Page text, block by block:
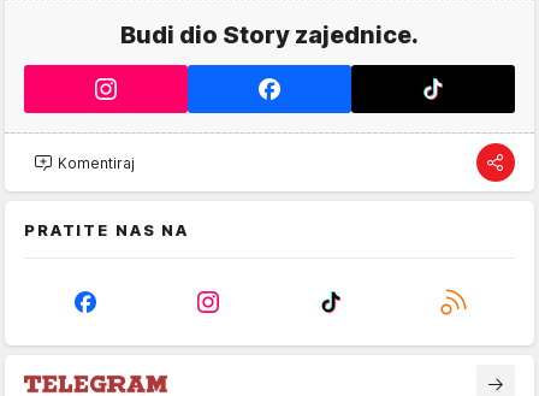
Budi dio Story zajednice.
Komentiraj
PRATITE NAS NA